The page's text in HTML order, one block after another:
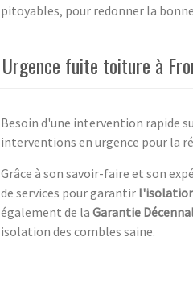
pitoyables, pour redonner la
Urgence fuite toiture à
Besoin d'une intervention rapide
interventions en urgence pour la
Grâce à son savoir-faire et son
de services pour garantir
également de la Garantie
isolation des combles saine.